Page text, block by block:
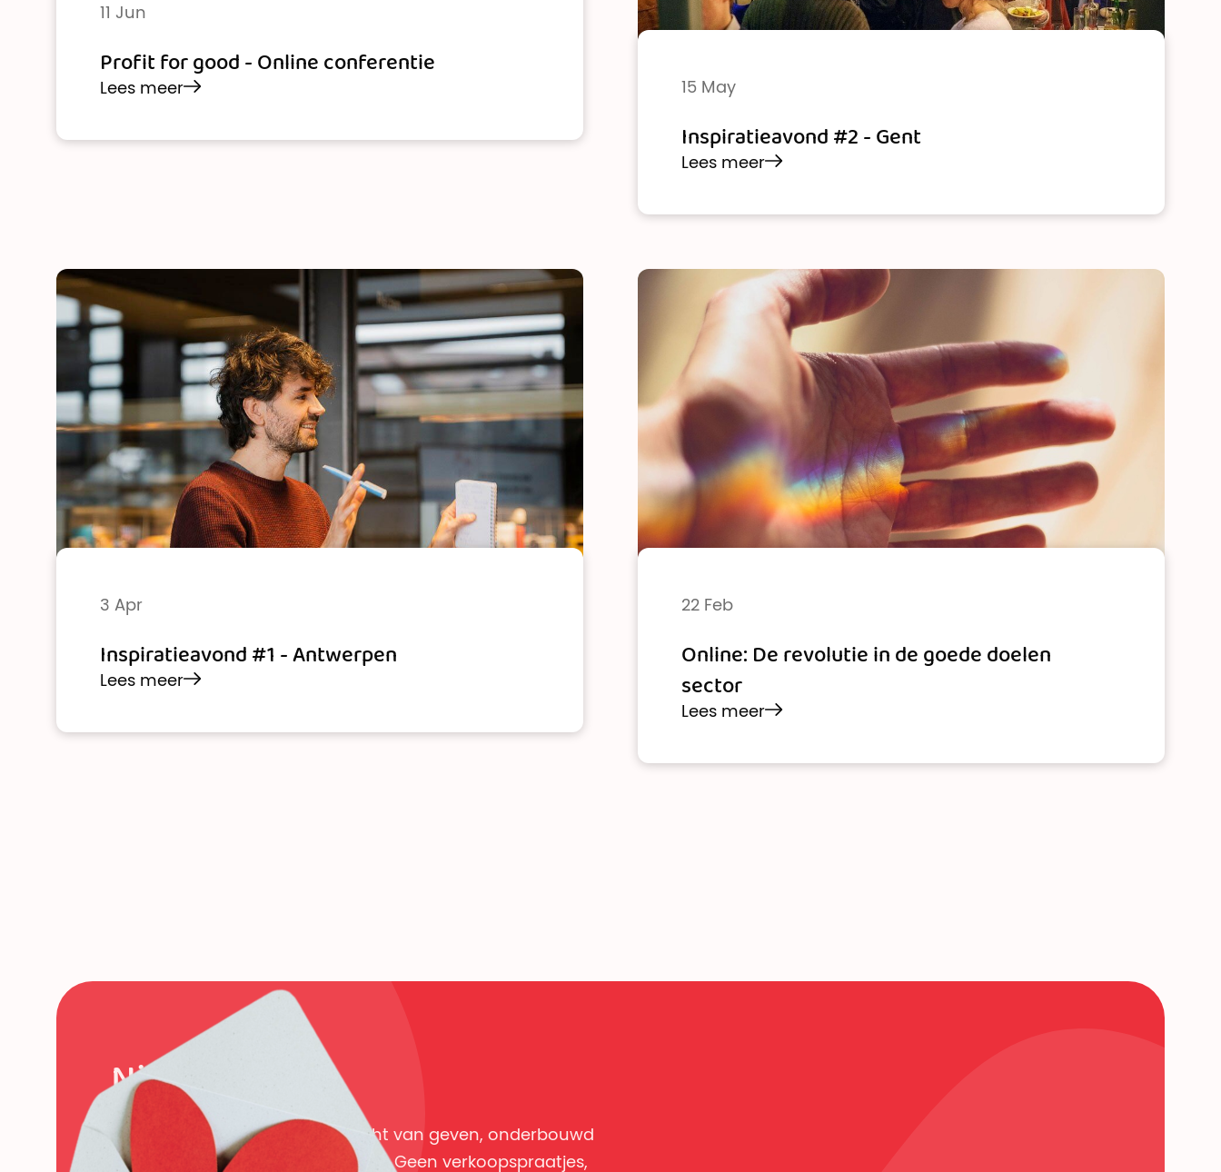
11 Jun
Profit for good - Online conferentie
Lees meer 15 May
Inspiratieavond #2 - Gent
Lees meer
3 Apr
Inspiratieavond #1 - Antwerpen
Lees meer
22 Feb
Online: De revolutie in de goede doelen
sector
Lees meer
Nieuwsbrief
Sporadisch nieuws over de kracht van geven, onderbouwd
door wetenschappelijk onderzoek. Geen verkoopspraatjes,